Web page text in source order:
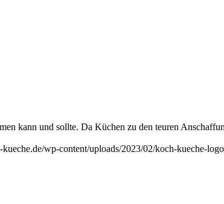
kann und sollte. Da Küchen zu den teuren
kueche.de/wp-content/uploads/2023/02/koch-kueche-